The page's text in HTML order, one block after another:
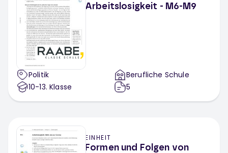
Arbeitslosigkeit - M6-M9
Politik
10-13. Klasse
Berufliche Schule
5
EINHEIT
Formen und Folgen von